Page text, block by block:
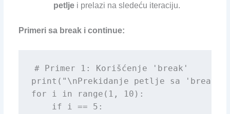
petljei prelazi na sledeću iteraciju.
Primeri sa break i continue:
# Primer 1: Korišćenje 'break'
print("\nPrekidanje petlje sa
for i in range(1, 10):
    if i == 5: